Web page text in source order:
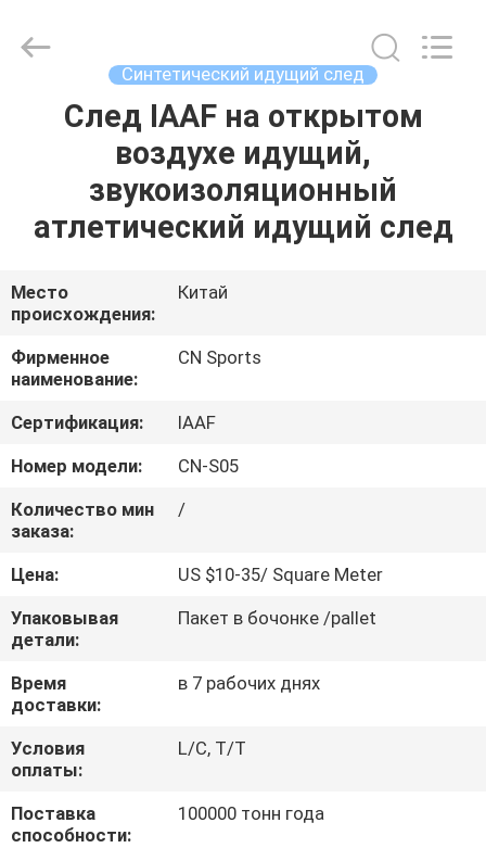
ДОМ
ПРОДУКТЫ
НАС
ПУТЕШЕСТВИЕ
ФАБРИКИ
ПРОВЕРКА
КАЧЕСТВА
СВЯЖИТЕСЬ
МЫ
СПРОСИТЕ
ЦИТАТУ
КАРТА
САЙТА
Materials
Синтетический идущий след
След IAAF на открытом
воздухе идущий,
звукоизоляционный
атлетический идущий след
Место
происхождения:
Китай
Фирменное
наименование:
CN Sports
Сертификация:
IAAF
Номер модели:
CN-S05
Количество мин
заказа:
/
Цена:
US $10-35/ Square Meter
Упаковывая
детали:
Пакет в бочонке /pallet
Время
доставки:
в 7 рабочих днях
Условия
оплаты:
L/C, T/T
Поставка
способности:
100000 тонн года